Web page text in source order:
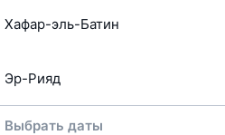
Выбрать даты